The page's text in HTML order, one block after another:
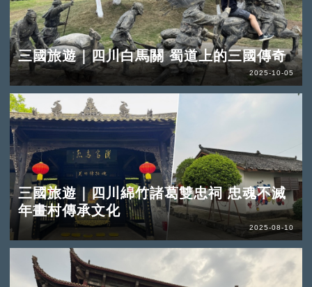
三國旅遊｜四川白馬關 蜀道上的三國傳奇
2025-10-05
三國旅遊｜四川綿竹諸葛雙忠祠 忠魂不滅
年畫村傳承文化
2025-08-10